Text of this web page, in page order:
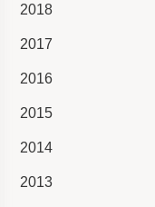
2018
2017
2016
2015
2014
2013